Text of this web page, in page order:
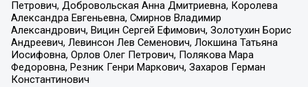
Петрович, Добровольская Анна Дмитриевна, Королева
Александра Евгеньевна, Смирнов Владимир
Александрович, Вицин Сергей Ефимович, Золотухин Борис
Андреевич, Левинсон Лев Семенович, Локшина Татьяна
Иосифовна, Орлов Олег Петрович, Полякова Мара
Федоровна, Резник Генри Маркович, Захаров Герман
Константинович